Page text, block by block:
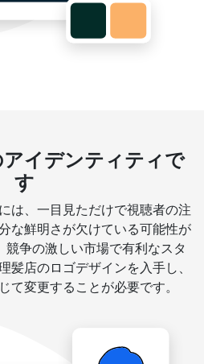
イデンティティで
す
は、一目見ただけで視聴者の注
な鮮明さが欠けている可能性が
競争の激しい市場で有利なスタ
髪店のロゴデザインを入手し、
て変更することが必要です。